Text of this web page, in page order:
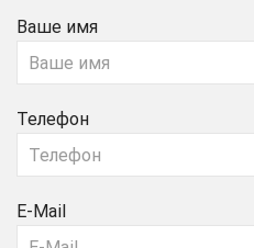
Ваше имя
Телефон
E-Mail